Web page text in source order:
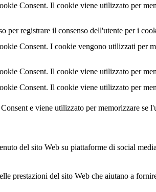
Consent. Il cookie viene utilizzato per
per registrare il consenso dell'utente per i
Consent. I cookie vengono utilizzati per
Consent. Il cookie viene utilizzato per
Consent. Il cookie viene utilizzato per
e viene utilizzato per memorizzare se
del sito Web su piattaforme di social
prestazioni del sito Web che aiutano a